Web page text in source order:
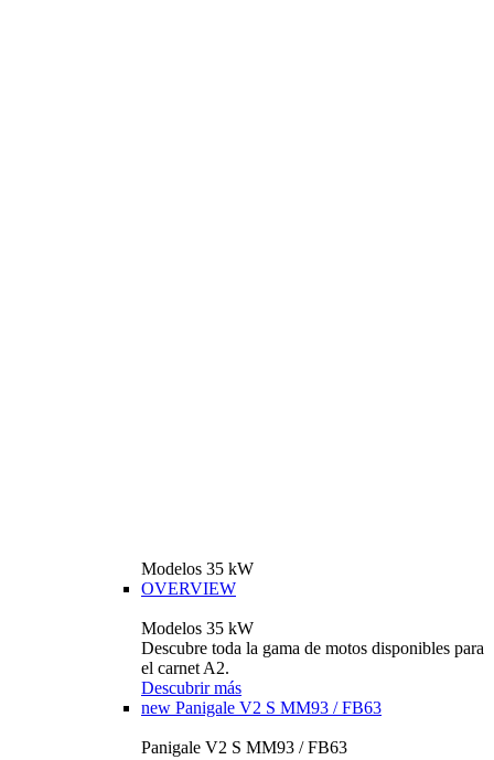
Modelos 35 kW
OVERVIEW
Modelos 35 kW
Descubre toda la gama de motos disponibles para
el carnet A2.
Descubrir más
new Panigale V2 S MM93 / FB63
Panigale V2 S MM93 / FB63